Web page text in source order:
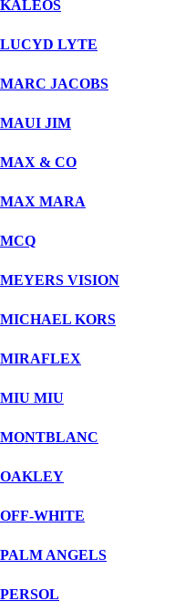
KALEOS
LUCYD LYTE
MARC JACOBS
MAUI JIM
MAX & CO
MAX MARA
MCQ
MEYERS VISION
MICHAEL KORS
MIRAFLEX
MIU MIU
MONTBLANC
OAKLEY
OFF-WHITE
PALM ANGELS
PERSOL
ΡΩΤΗΣΤΕ ΜΑΣ ΓΙΑ ΤΟ
Ρωτήστε μας για
Fill out this field
Fill out this field
Δώστε μια έγκυρη ηλ. διεύθυνση.
Fill out this field
Αποστολή
RB 3675 002/58 Polarized
ΠΡΟΣΘΗΚΗ ΣΤΟ